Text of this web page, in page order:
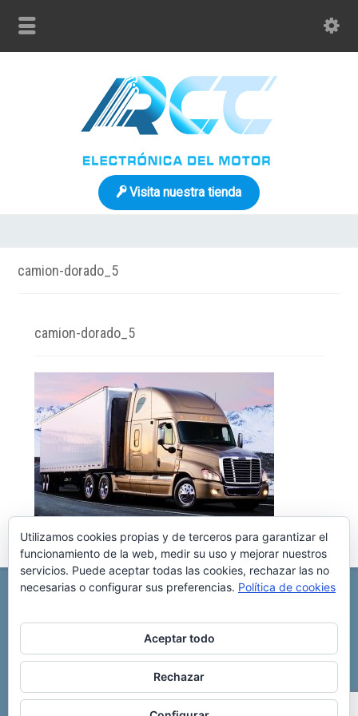
Visita nuestra tienda
camion-dorado_5
camion-dorado_5
REPARACIÓN CENTRALITA DE COCHE
C/ Virgen del pilar, 6 ,
Copyright © 2025 Reparación Centralita De Coche
Utilizamos cookies propias y de terceros para garantizar el
funcionamiento de la web, medir su uso y mejorar nuestros
servicios. Puede aceptar todas las cookies, rechazar las no
necesarias o configurar sus preferencias. Política de cookies
Aceptar todo
Rechazar